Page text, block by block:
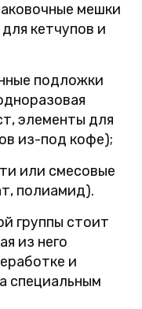
мешки
кетчупов и
подложки
элементы для
из-под кофе);
или смесовые
полиамид).
группы стоит
из него
и
специальным